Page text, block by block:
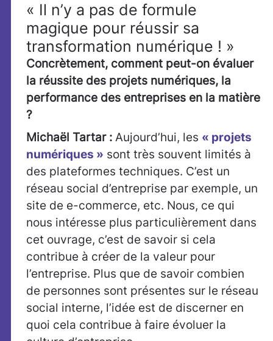
« Il n’y a pas de formule
magique pour réussir sa
transformation numérique ! »
Concrètement, comment peut-on évaluer
la réussite des projets numériques, la
performance des entreprises en la matière
?
Michaël Tartar : Aujourd’hui, les « projets
numériques » sont très souvent limités à
des plateformes techniques. C’est un
réseau social d’entreprise par exemple, un
site de e-commerce, etc. Nous, ce qui
nous intéresse plus particulièrement dans
cet ouvrage, c’est de savoir si cela
contribue à créer de la valeur pour
l’entreprise. Plus que de savoir combien
de personnes sont présentes sur le réseau
social interne, l’idée est de discerner en
quoi cela contribue à faire évoluer la